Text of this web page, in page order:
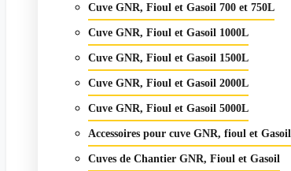
Cuve GNR, Fioul et Gasoil 700 et 750L
Cuve GNR, Fioul et Gasoil 1000L
Cuve GNR, Fioul et Gasoil 1500L
Cuve GNR, Fioul et Gasoil 2000L
Cuve GNR, Fioul et Gasoil 5000L
Accessoires pour cuve GNR, fioul et Gasoil
Cuves de Chantier GNR, Fioul et Gasoil